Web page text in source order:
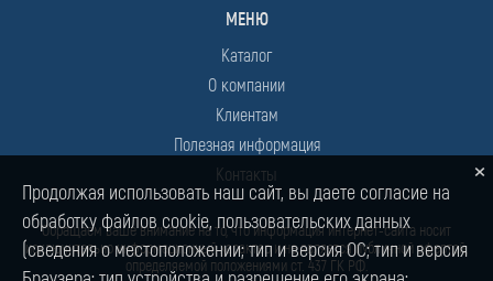
×
Продолжая использовать наш сайт, вы даете согласие на
обработку файлов cookie, пользовательских данных
(сведения о местоположении; тип и версия ОС; тип и версия
МЕНЮ
Каталог
О компании
Клиентам
Полезная информация
Контакты
Обращаем ваше внимание на то, что информация интернет-сайта носит
исключительно информационный характер и не является публичной офертой,
определяемой положениями ст. 437 ГК РФ.